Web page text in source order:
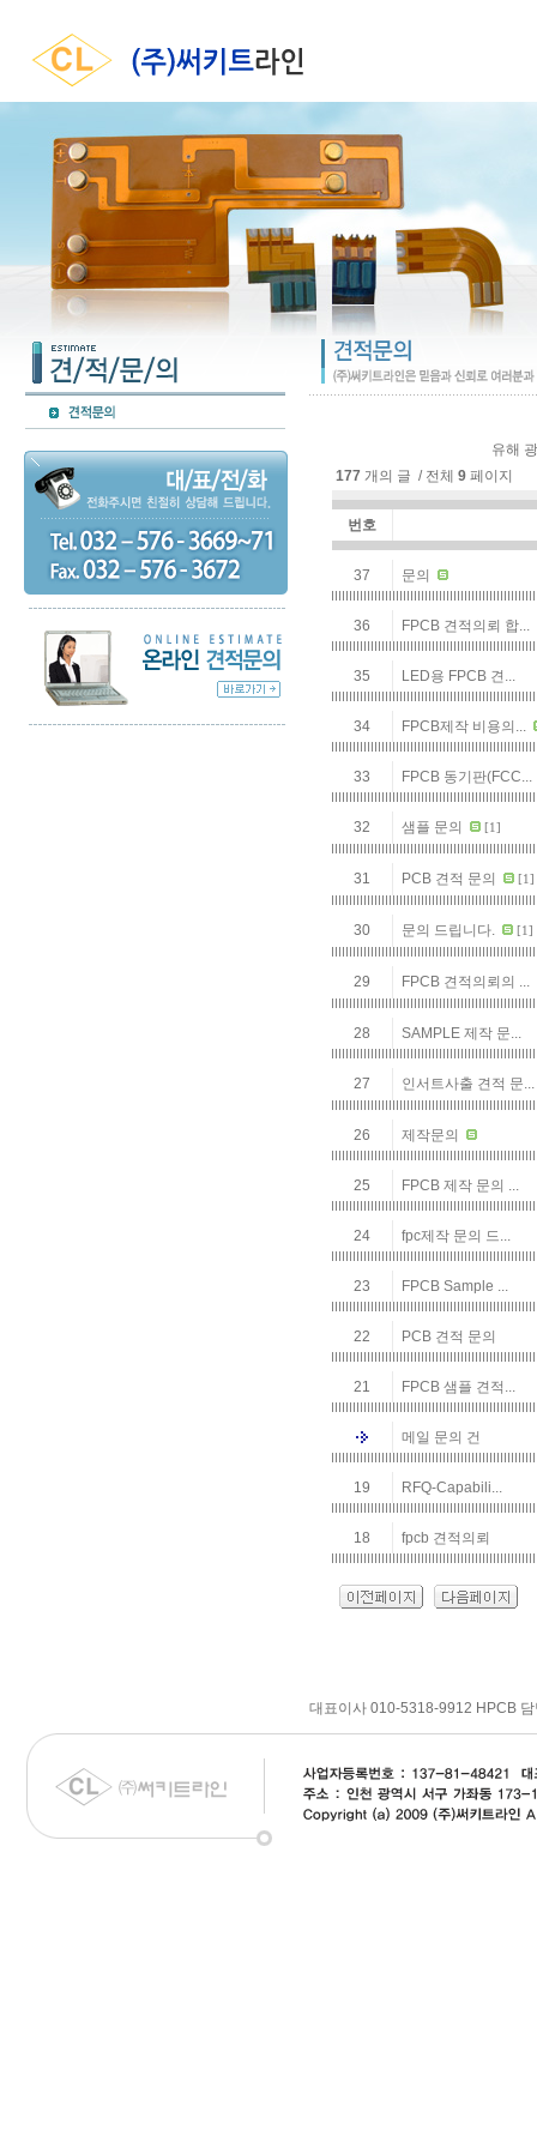
유해
177 개의 글 / 전체 9페이지
번호
37 문의
36 FPCB 견적의뢰 합...
35 LED용 FPCB 견...
34 FPCB제작 비용의...
33 FPCB 동기판(FCC...
32 샘플 문의 [1]
31 PCB 견적 문의 [1]
30 문의 드립니다. [1]
29 FPCB 견적의뢰의 ...
28 SAMPLE 제작 문...
27 인서트사출 견적 문...
26 제작문의
25 FPCB 제작 문의 ...
24 fpc제작 문의 드...
23 FPCB Sample ...
22 PCB 견적 문의
21 FPCB 샘플 견적...
메일 문의 건
19 RFQ-Capabili...
18 fpcb 견적의뢰
대표이사 010-5318-9912 HPCB